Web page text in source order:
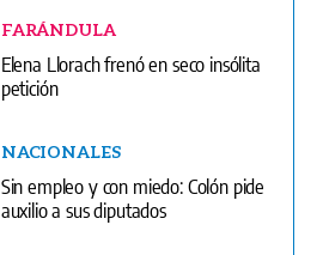
FARÁNDULA
Elena Llorach frenó en seco insólita
petición
NACIONALES
Sin empleo y con miedo: Colón pide
auxilio a sus diputados